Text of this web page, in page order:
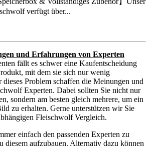
verfügt über...
und Erfahrungen von Experten
fällt es schwer eine Kaufentscheidung
mit dem sie sich nur wenig
Problem schaffen die Meinungen und
Experten. Dabei sollten Sie nicht nur
sondern am besten gleich mehrere, um ein
zu erhalten. Gerne unterstützen wir Sie
Fleischwolf Vergleich.
einfach den passenden Experten zu
diesem aufzubauen. Alternativ dazu können